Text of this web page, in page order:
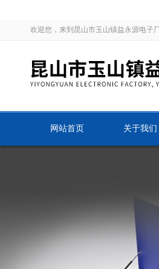
欢迎您，来到昆山市玉山镇益永源电子
网站首页 关于我们